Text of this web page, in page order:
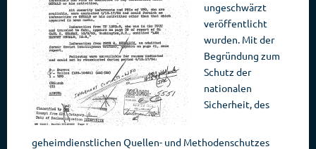
ungeschwärzt
veröffentlicht
wurden. Mit der
Begründung zum
Schutz der
nationalen
Sicherheit, des
geheimdienstlichen Quellen- und Methodenschutzes